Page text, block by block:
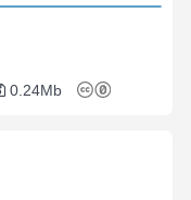
0.24Mb